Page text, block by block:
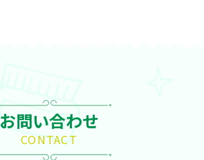
お問い合わせ
CONTACT